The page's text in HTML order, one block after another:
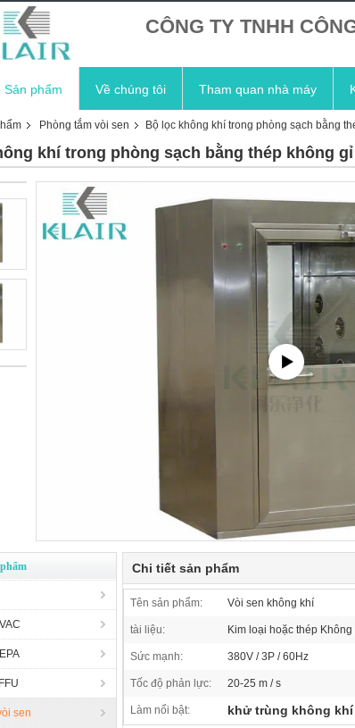
CÔNG TY TNHH
Sản phẩm Về chúng tôi Tham quan nhà máy
Phòng tắm vòi sen Bộ lọc không khí trong phòng sạch bằng
khí trong phòng sạch bằng thép không
sen
Chi tiết sản phẩm
Tên sản phẩm: Vòi sen không khí
tài liệu: Kim loại hoặc thép Không
Sức mạnh: 380V / 3P / 60Hz
Tốc độ phản lực: 20-25 m / s
Làm nổi bật: khử trùng không khí